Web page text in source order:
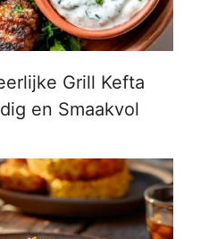
Grill Kefta
en Smaakvol